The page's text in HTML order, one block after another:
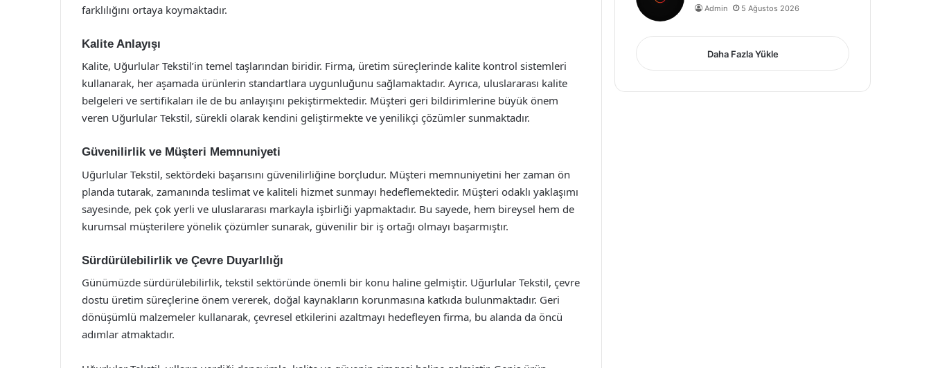
farklılığını ortaya koymaktadır.
Kalite Anlayışı
Kalite, Uğurlular Tekstil’in temel taşlarından biridir. Firma, üretim süreçlerinde kalite kontrol sistemleri
kullanarak, her aşamada ürünlerin standartlara uygunluğunu sağlamaktadır. Ayrıca, uluslararası kalite
belgeleri ve sertifikaları ile de bu anlayışını pekiştirmektedir. Müşteri geri bildirimlerine büyük önem
veren Uğurlular Tekstil, sürekli olarak kendini geliştirmekte ve yenilikçi çözümler sunmaktadır.
Güvenilirlik ve Müşteri Memnuniyeti
Uğurlular Tekstil, sektördeki başarısını güvenilirliğine borçludur. Müşteri memnuniyetini her zaman ön
planda tutarak, zamanında teslimat ve kaliteli hizmet sunmayı hedeflemektedir. Müşteri odaklı yaklaşımı
sayesinde, pek çok yerli ve uluslararası markayla işbirliği yapmaktadır. Bu sayede, hem bireysel hem de
kurumsal müşterilere yönelik çözümler sunarak, güvenilir bir iş ortağı olmayı başarmıştır.
Sürdürülebilirlik ve Çevre Duyarlılığı
Günümüzde sürdürülebilirlik, tekstil sektöründe önemli bir konu haline gelmiştir. Uğurlular Tekstil, çevre
dostu üretim süreçlerine önem vererek, doğal kaynakların korunmasına katkıda bulunmaktadır. Geri
dönüşümlü malzemeler kullanarak, çevresel etkilerini azaltmayı hedefleyen firma, bu alanda da öncü
adımlar atmaktadır.
Admin 5 Ağustos 2026
Daha Fazla Yükle